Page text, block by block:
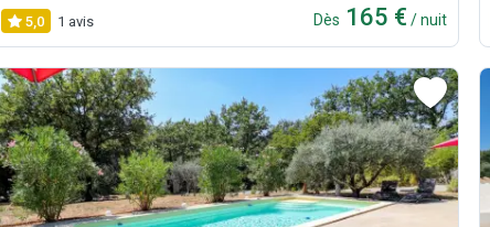
5,0 1 avis Dès 165 € / nuit